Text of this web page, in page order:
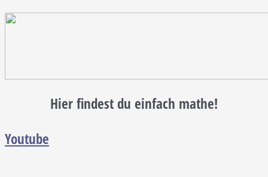
Hier findest du einfach mathe!
Youtube